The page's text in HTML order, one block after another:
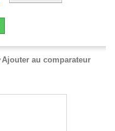
Ajouter au comparateur